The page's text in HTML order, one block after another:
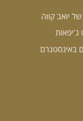
יואב קווה
ג'יפאות
באינסטגרם